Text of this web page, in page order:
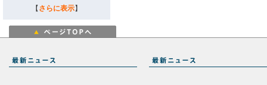
【 さらに表示】